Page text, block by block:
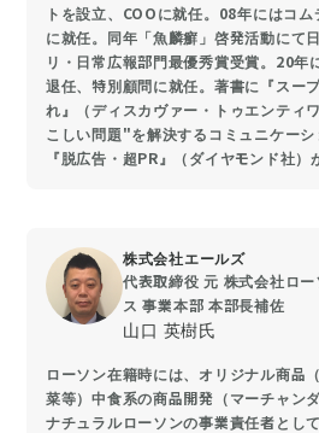
トを設立、COOに就任。08年にはコ
に就任。同年「魚麟癬」啓発活動にて
リ・日常広報部門最優秀賞受賞。20年
退任、特別顧問に就任。著書に『スー
れ』（ディスカヴァー・トゥエンティ
こしい問題"を解決するコミュニケーシ
『脱広告・超PR』（ダイヤモンド社）
株式会社エールズ
代表取締役 元 株式会社ロ
ス 事業本部 本部長補佐
山口 英樹氏
ローソン在籍時には、オリジナル商品
菜等）中食系の商品開発（マーチャン
ナチュラルローソンの事業責任者とし